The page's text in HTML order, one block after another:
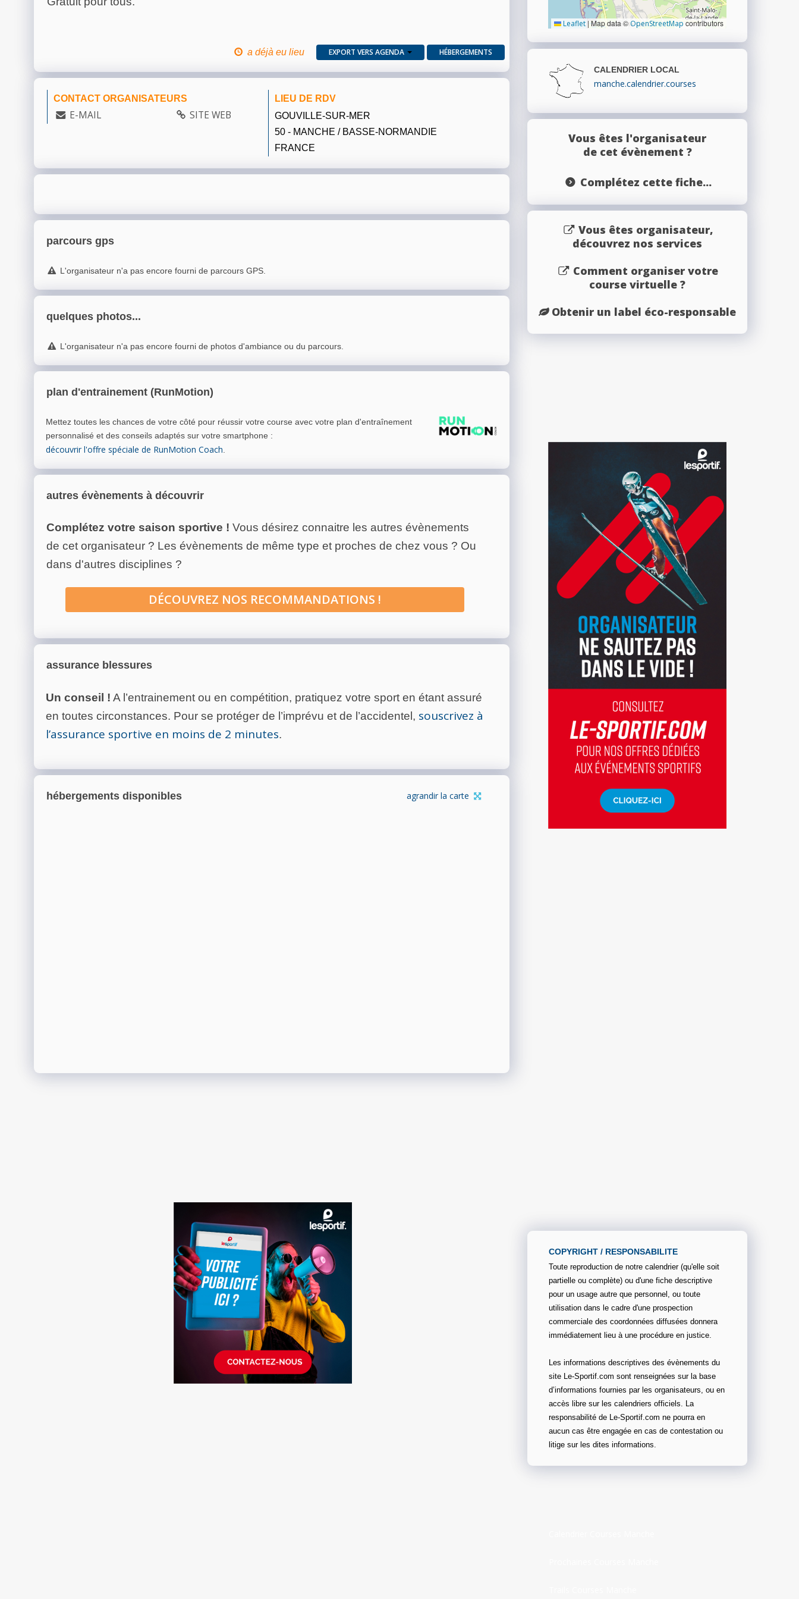
a déjà eu lieu EXPORT VERS AGENDA HÉBERGEMENTS
CONTACT ORGANISATEURS
E-MAIL SITE WEB
LIEU DE RDV
GOUVILLE-SUR-MER
50 - MANCHE / BASSE-NORMANDIE
FRANCE
parcours gps
L'organisateur n'a pas encore fourni de parcours GPS.
quelques photos...
L'organisateur n'a pas encore fourni de photos d'ambiance ou du parcours.
plan d'entrainement (RunMotion)
Mettez toutes les chances de votre côté pour réussir votre course avec votre plan d'entraînement
personnalisé et des conseils adaptés sur votre smartphone :
découvrir l'offre spéciale de RunMotion Coach.
autres évènements à découvrir
Complétez votre saison sportive ! Vous désirez connaitre les autres évènements
de cet organisateur ? Les évènements de même type et proches de chez vous ? Ou
dans d'autres disciplines ?
DÉCOUVREZ NOS RECOMMANDATIONS !
assurance blessures
Un conseil ! A l’entrainement ou en compétition, pratiquez votre sport en étant assuré
en toutes circonstances. Pour se protéger de l’imprévu et de l’accidentel, souscrivez à
l’assurance sportive en moins de 2 minutes.
hébergements disponibles agrandir la carte
Leaflet |Map data ©OpenStreetMap contributors
CALENDRIER LOCAL
manche.calendrier.courses
Vous êtes l'organisateur
de cet évènement ?
Complétez cette fiche...
Vous êtes organisateur,
découvrez nos services
Comment organiser votre
course virtuelle ?
Obtenir un label éco-responsable
COPYRIGHT / RESPONSABILITE
Toute reproduction de notre calendrier (qu'elle soit
partielle ou complète) ou d'une fiche descriptive
pour un usage autre que personnel, ou toute
utilisation dans le cadre d'une prospection
commerciale des coordonnées diffusées donnera
immédiatement lieu à une procédure en justice.
Les informations descriptives des évènements du
site Le-Sportif.com sont renseignées sur la base
d’informations fournies par les organisateurs, ou en
accès libre sur les calendriers officiels. La
responsabilité de Le-Sportif.com ne pourra en
aucun cas être engagée en cas de contestation ou
litige sur les dites informations.